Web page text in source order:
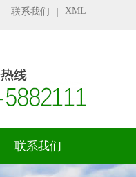
联系我们 XML
联系我们